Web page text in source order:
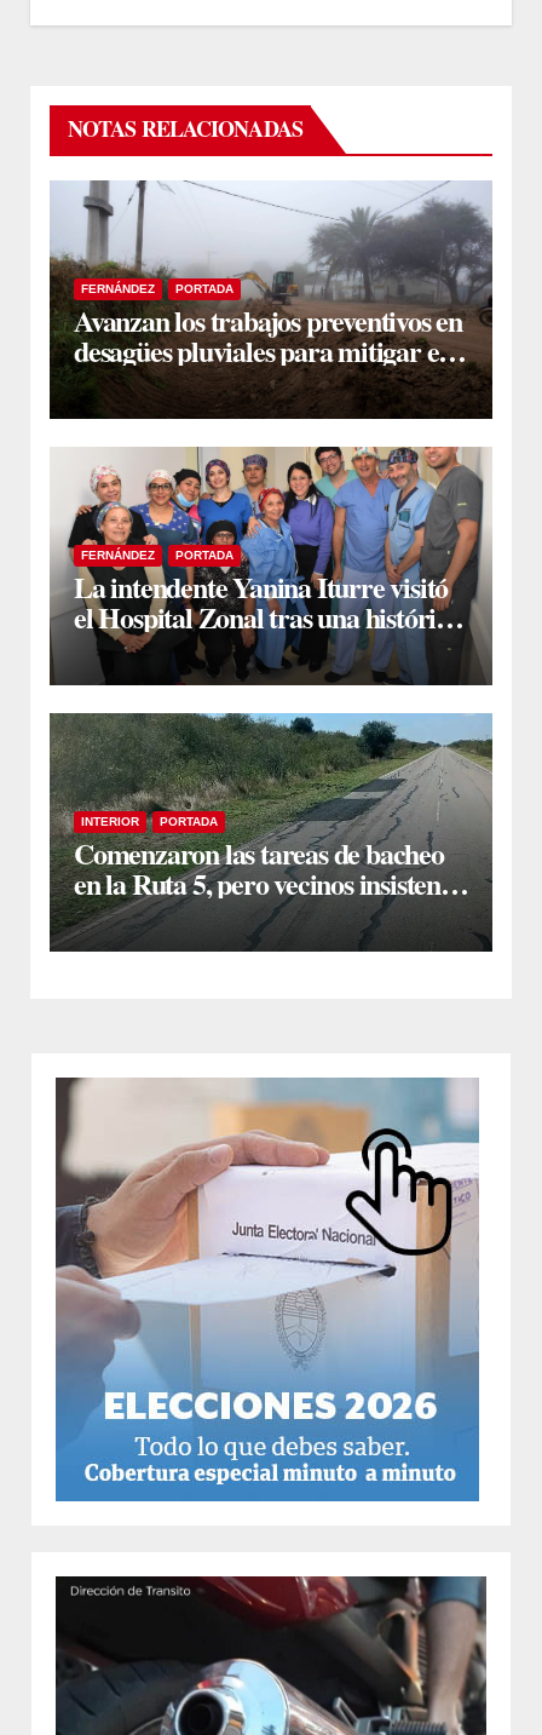
NOTAS RELACIONADAS
FERNÁNDEZ PORTADA
Avanzan los trabajos preventivos en
desagües pluviales para mitigar el
impacto de la temporada de lluvias
FERNÁNDEZ PORTADA
La intendente Yanina Iturre visitó
el Hospital Zonal tras una histórica
jornada de intervenciones
laparoscópicas
INTERIOR PORTADA
Comenzaron las tareas de bacheo
en la Ruta 5, pero vecinos insisten
en un reclamo integral